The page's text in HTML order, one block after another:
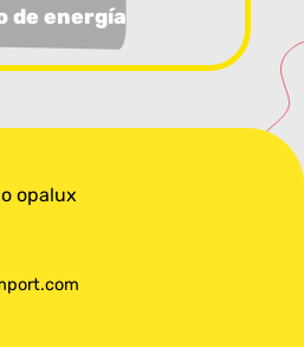
de energía